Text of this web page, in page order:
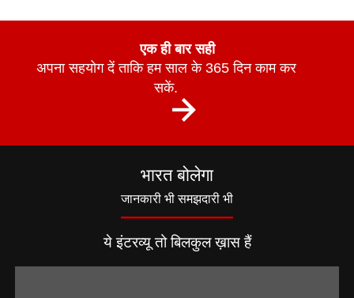
एक ही बार सही
अपना सहयोग दें ताकि हम साल के 365 दिन काम कर
सकें.
भारत बोलेगा
जानकारी भी समझदारी भी
ये इंटरव्यू तो बिलकुल ख़ास हैं